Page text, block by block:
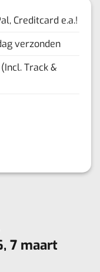
7 maart
Creditcard e.a.!
verzonden
Track &